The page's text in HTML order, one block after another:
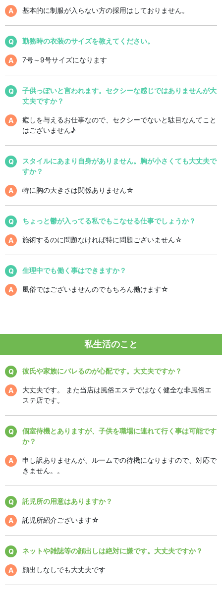
基本的に制服が入らない方の採用はしておりません。
勤務時の衣装のサイズを教えてください。
7号～9号サイズになります
子供っぽいと言われます。セクシーな感じではありませんが大
丈夫ですか？
癒しを与えるお仕事なので、セクシーでないと駄目なんてこと
はございません♪
スタイルにあまり自身がありません。胸が小さくても大丈夫で
すか？
特に胸の大きさは関係ありません☆
ちょっと鬱が入ってる私でもこなせる仕事でしょうか？
施術するのに問題なければ特に問題ございません☆
生理中でも働く事はできますか？
風俗ではございませんのでもちろん働けます☆
私生活のこと
彼氏や家族にバレるのが心配です。大丈夫ですか？
大丈夫です。 また当店は風俗エステではなく健全な非風俗エ
ステ店です。
個室待機とありますが、子供を職場に連れて行く事は可能です
か？
申し訳ありませんが、ルームでの待機になりますので、対応で
きません。。
託児所の用意はありますか？
託児所紹介ございます☆
ネットや雑誌等の顔出しは絶対に嫌です。大丈夫ですか？
顔出しなしでも大丈夫です